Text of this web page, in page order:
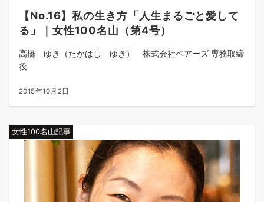
【No.16】私の生き方「人生まるごと愛して
る」｜女性100名山（第4号）
高橋 ゆき（たかはし ゆき） 株式会社ベアーズ 専務取締
役
2015年10月2日
女性100名山記事